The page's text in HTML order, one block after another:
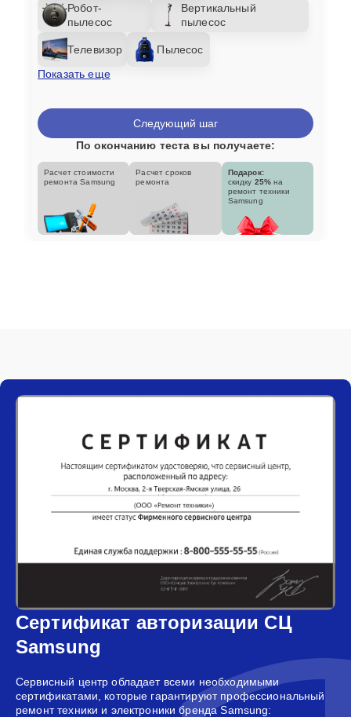
Робот-
пылесос
Вертикальный
пылесос
Телевизор
Пылесос
Показать еще
Следующий шаг
По окончанию теста вы получаете:
Расчет стоимости
ремонта Samsung
Расчет сроков
ремонта
Подарок:
скидку 25% на
ремонт техники
Samsung
Сертификат авторизации СЦ
Samsung
Сервисный центр обладает всеми необходимыми
сертификатами, которые гарантируют профессиональный
ремонт техники и электроники бренда Samsung: